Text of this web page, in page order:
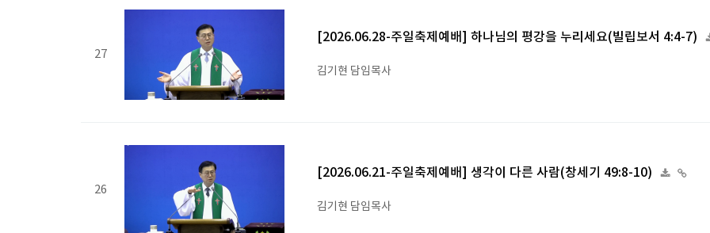
27
[2026.06.28-주일축제예배] 하나님의 평강을 누리세요(빌립보서 4:4-7)
김기현 담임목사
26
[2026.06.21-주일축제예배] 생각이 다른 사람(창세기 49:8-10)
김기현 담임목사